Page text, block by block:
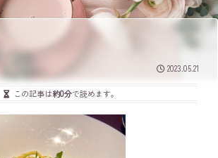
2023.05.21
この記事は約0分で読めます。